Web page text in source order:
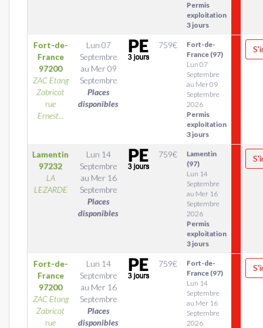
Permis
exploitation
3 jours
Fort-de-
France
97200
ZAC Etang
Zabricot
rue
Ernest...
Lun 07
Septembre
au Mer 09
Septembre
Places
disponibles
759€
Fort-de-
France (97)
Lun 07
Septembre
au Mer 09
Septembre
2026
Permis
exploitation
3 jours
Lamentin
97232
LA
LEZARDE
Lun 14
Septembre
au Mer 16
Septembre
Places
disponibles
759€
Lamentin
(97)
Lun 14
Septembre
au Mer 16
Septembre
2026
Permis
exploitation
3 jours
Fort-de-
France
97200
ZAC Etang
Zabricot
rue
Lun 14
Septembre
au Mer 16
Septembre
Places
disponibles
759€
Fort-de-
France (97)
Lun 14
Septembre
au Mer 16
Septembre
2026